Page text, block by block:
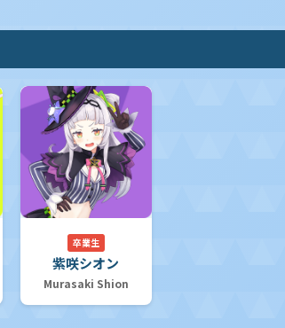
卒業生
紫咲シオン
Murasaki Shion